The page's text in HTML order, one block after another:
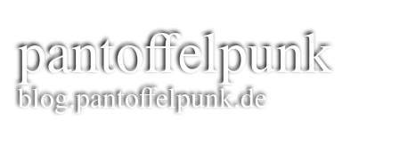
pantoffelpunk
blog.pantoffelpunk.de